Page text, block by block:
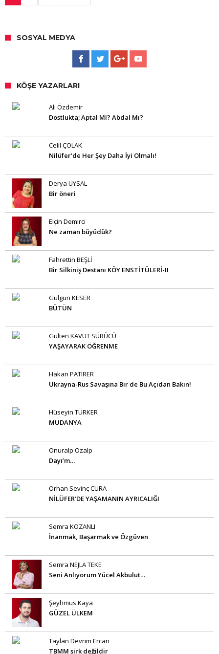
SOSYAL MEDYA
KÖŞE YAZARLARI
Ali Özdemir
Dostlukta; Aptal MI? Abdal Mı?
Celil ÇOLAK
Nilüfer’de Her Şey Daha İyi Olmalı!
Derya UYSAL
Bir öneri
Elçin Demirci
Ne zaman büyüdük?
Fahrettin BEŞLİ
Bir Silkiniş Destanı KÖY ENSTİTÜLERİ-II
Gülgün KESER
BÜTÜN
Gülten KAVUT SÜRÜCÜ
YAŞAYARAK ÖĞRENME
Hakan PATIRER
Ukrayna-Rus Savaşına Bir de Bu Açıdan Bakın!
Hüseyin TÜRKER
MUDANYA
Onuralp Özalp
Dayı’m…
Orhan Sevinç CURA
NİLÜFER’DE YAŞAMANIN AYRICALIĞI
Semra KOZANLI
İnanmak, Başarmak ve Özgüven
Semra NEJLA TEKE
Seni Anlıyorum Yücel Akbulut…
Şeyhmus Kaya
GÜZEL ÜLKEM
Taylan Devrim Ercan
TBMM sirk değildir